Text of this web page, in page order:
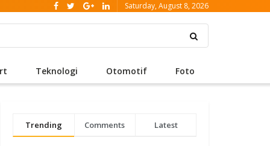
Saturday, August 8, 2026
Teknologi Otomotif Foto
Trending Comments Latest